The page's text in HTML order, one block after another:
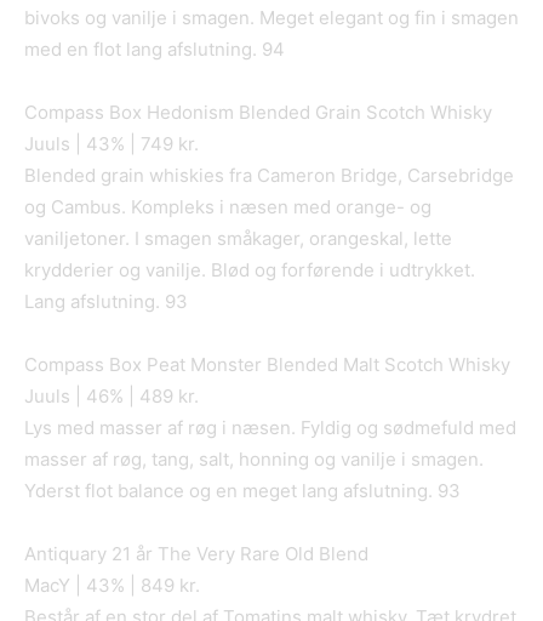
bivoks og vanilje i smagen. Meget elegant og fin i smagen
med en flot lang afslutning. 94
Compass Box Hedonism Blended Grain Scotch Whisky
Juuls | 43% | 749 kr.
Blended grain whiskies fra Cameron Bridge, Carsebridge
og Cambus. Kompleks i næsen med orange- og
vaniljetoner. I smagen småkager, orangeskal, lette
krydderier og vanilje. Blød og forførende i udtrykket.
Lang afslutning. 93
Compass Box Peat Monster Blended Malt Scotch Whisky
Juuls | 46% | 489 kr.
Lys med masser af røg i næsen. Fyldig og sødmefuld med
masser af røg, tang, salt, honning og vanilje i smagen.
Yderst flot balance og en meget lang afslutning. 93
Antiquary 21 år The Very Rare Old Blend
MacY | 43% | 849 kr.